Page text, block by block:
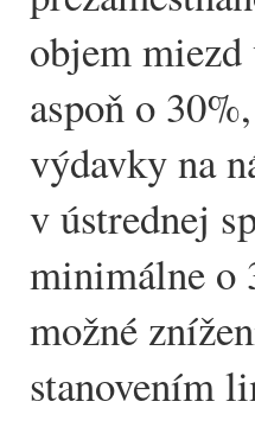
objem miezd
aspoň o
výdavky na
v ústrednej
minimálne o
možné
stanovením